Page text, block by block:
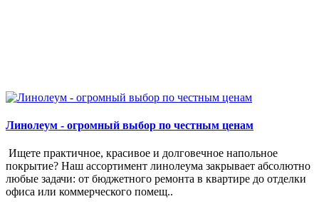
Линолеум - огромный выбор по честным ценам
Ищете практичное, красивое и долговечное напольное
покрытие? Наш ассортимент линолеума закрывает абсолютно
любые задачи: от бюджетного ремонта в квартире до отделки
офиса или коммерческого помещ..